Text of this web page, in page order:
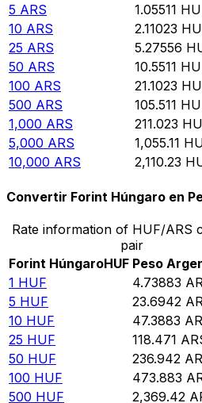
5 ARS 1.05511
10 ARS 2.11023
25 ARS 5.27556
50 ARS 10.5511
100 ARS 21.1023
500 ARS 105.511
1,000 ARS 211.023
5,000 ARS 1,055.11
10,000 ARS 2,110.23
Convertir Forint Húngaro en
Rate information of HUF/ARS
pair
Forint HúngaroHUF Peso
1 HUF 4.73883
5 HUF 23.6942
10 HUF 47.3883
25 HUF 118.471
50 HUF 236.942
100 HUF 473.883
500 HUF 2,369.42